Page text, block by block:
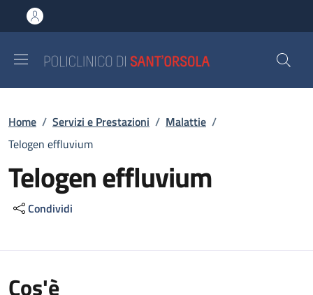
al contenuto principale
to footer content
Briciole di pane
Home / Servizi e Prestazioni / Malattie /
Telogen effluvium
Telogen effluvium
Condividi
Cos'è